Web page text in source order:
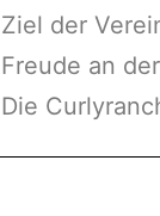
Ziel der
Freude an
Die